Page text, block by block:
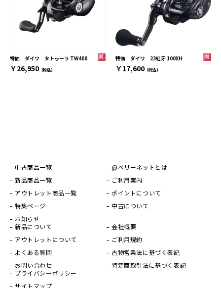
特価 ダイワ タトゥーラ TW400
￥26,950 (税込)
特価 ダイワ 23紅牙 100XH
￥17,600 (税込)
中古商品一覧
新品商品一覧
アウトレット商品一覧
特集ページ
お知らせ
@ベリーネットとは
ご利用案内
ポイントについて
中古について
新品について
アウトレットについて
よくある質問
お問い合わせ
会社概要
ご利用規約
古物営業法に基づく表記
特定商取引法に基づく表記
プライバシーポリシー
サイトマップ